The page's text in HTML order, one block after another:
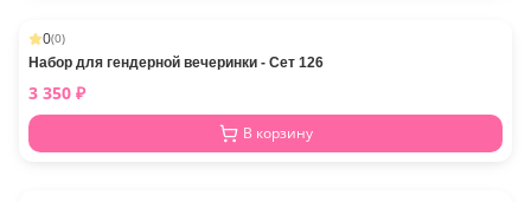
0(0)
Набор для гендерной вечеринки - Сет 126
3 350 ₽
В корзину